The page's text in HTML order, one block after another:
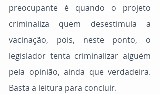
preocupante é quando o projeto
criminaliza quem desestimula a
vacinação, pois, neste ponto, o
legislador tenta criminalizar alguém
pela opinião, ainda que verdadeira.
Basta a leitura para concluir.